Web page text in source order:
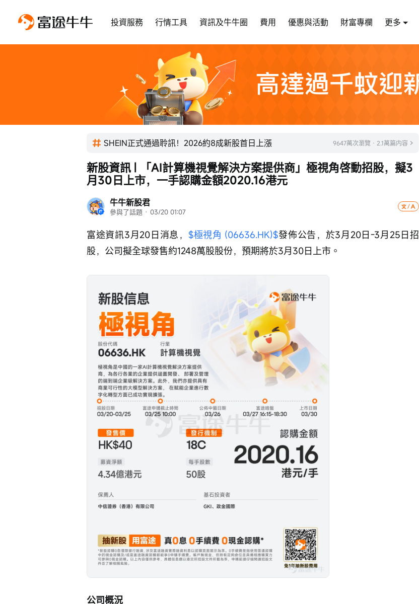
投資服務 行情工具 資訊及牛牛圈 費用 優惠與活動 財富專欄 更多
SHEIN正式通過聆訊！2026約8成新股首日上漲 9647萬次瀏覽 · 2.1萬篇内容
牛牛新股君
參與了話題 · 03/20 01:07
新股資訊 | 「AI計算機視覺解決方案提供商」極視角啓動招股，擬3
月30日上市，一手認購金額2020.16港元
富途資訊3月20日消息， $極視角 (06636.HK)$發佈公告，於3月20日-3月25日招
股，公司擬全球發售約1248萬股股份，預期將於3月30日上市。
公司概況